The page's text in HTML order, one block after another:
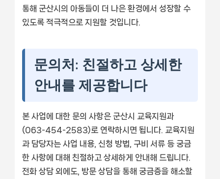
통해 군산시의 아동들이 더 나은 환경에서 성장할 수
있도록 적극적으로 지원할 것입니다.
문의처: 친절하고 상세한
안내를 제공합니다
본 사업에 대한 문의 사항은 군산시 교육지원과
(063-454-2583)로 연락하시면 됩니다. 교육지원
과 담당자는 사업 내용, 신청 방법, 구비 서류 등 궁금
한 사항에 대해 친절하고 상세하게 안내해 드립니다.
전화 상담 외에도, 방문 상담을 통해 궁금증을 해소할